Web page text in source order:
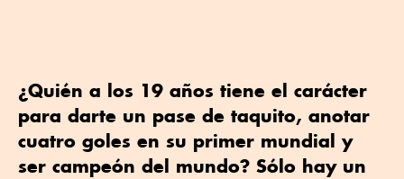
¿Quién a los 19 años tiene el carácter
para darte un pase de taquito, anotar
cuatro goles en su primer mundial y
ser campeón del mundo? Sólo hay un